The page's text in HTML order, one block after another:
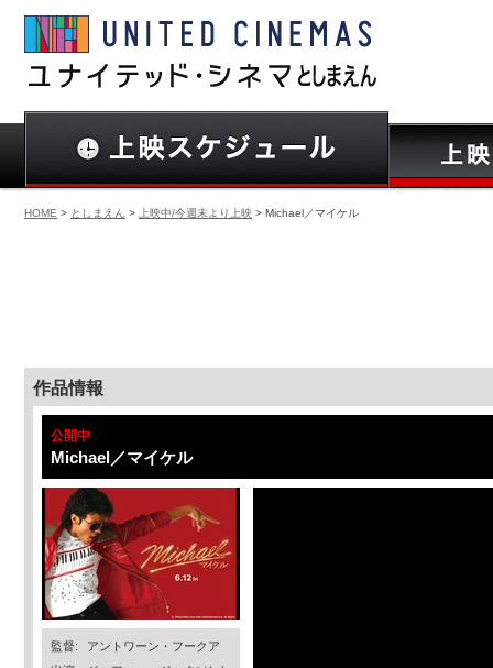
HOME > としまえん > 上映中/今週末より上映 > Michael／マイケル
作品情報
公開中
Michael／マイケル
監督:
アントワーン・フークア